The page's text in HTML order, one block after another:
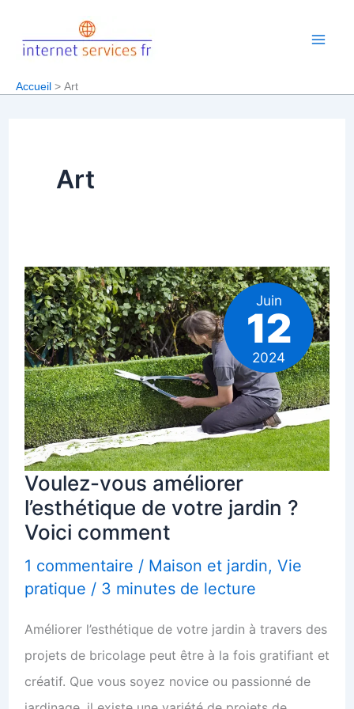
Accueil Art
Art
Voulez-vous améliorer
l’esthétique de votre jardin ?
Voici comment
1 commentaire / Maison et jardin, Vie
pratique / 3 minutes de lecture
Améliorer l’esthétique de votre jardin à travers des
projets de bricolage peut être à la fois gratifiant et
créatif. Que vous soyez novice ou passionné de
Juin
12
2024